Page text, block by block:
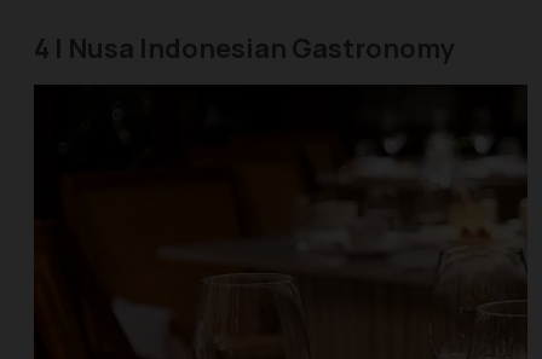
4 | Nusa Indonesian Gastronomy